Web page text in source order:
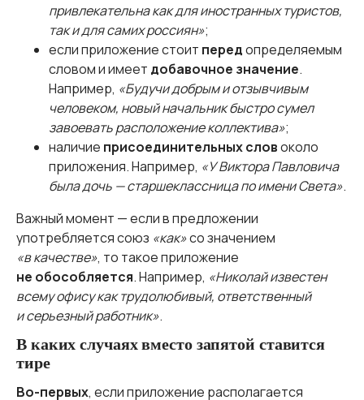
привлекательна как для иностранных туристов,
так и для самих россиян»;
если приложение стоит передопределяемым
словом и имеет добавочное значение.
Например, «Будучи добрым и отзывчивым
человеком, новый начальник быстро сумел
завоевать расположение коллектива»;
наличие присоединительных словоколо
приложения. Например, «У Виктора Павловича
была дочь — старшеклассница по имени Света».
Важный момент — если в предложении
употребляется союз «как»со значением
«в качестве», то такое приложение
не обособляется. Например, «Николай известен
всему офису как трудолюбивый, ответственный
и серьезный работник».
В каких случаях вместо запятой ставится
тире
Во-первых, если приложение располагается